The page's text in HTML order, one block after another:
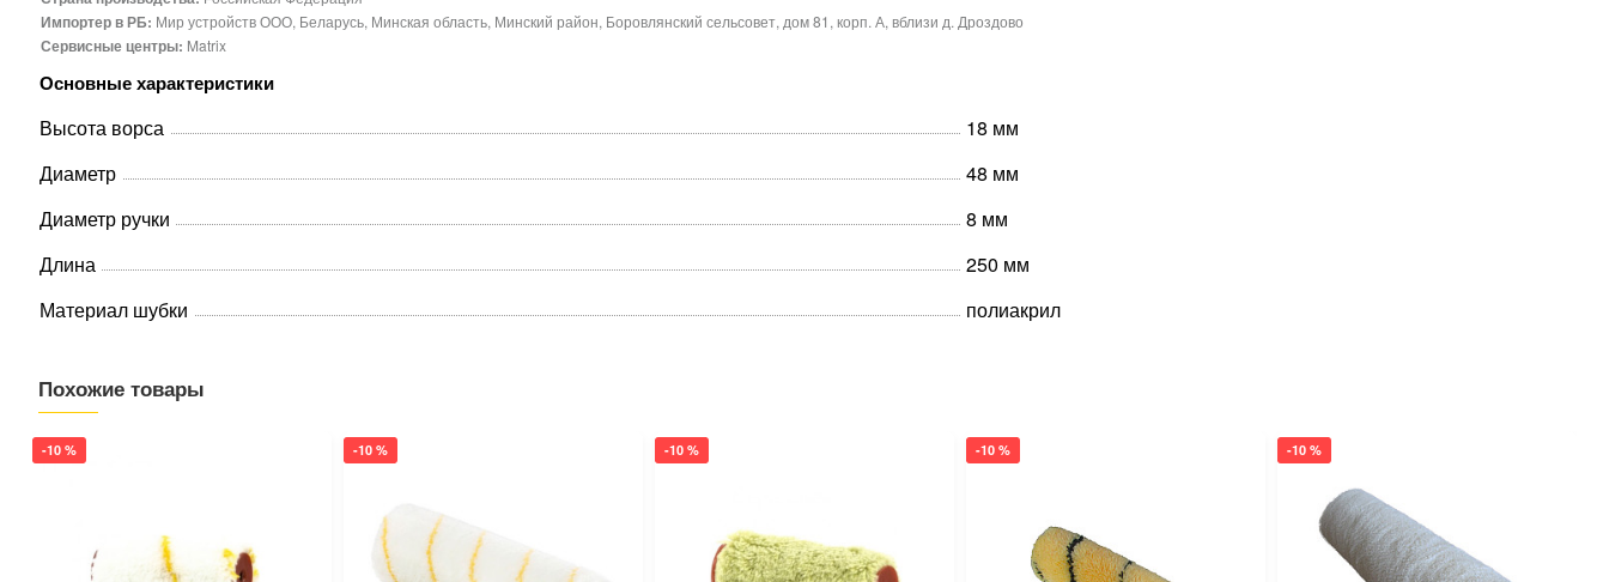
Импортер в РБ: Мир устройств ООО, Беларусь, Минская область, Минский район, Боровлянский сельсовет, дом 81, корп. А, вблизи д. Дроздово
Сервисные центры: Matrix
Основные характеристики
Высота ворса
18 мм
Диаметр
48 мм
Диаметр ручки
8 мм
Длина
250 мм
Материал шубки
полиакрил
Похожие товары
-10 % -10 % -10 % -10 % -10 %